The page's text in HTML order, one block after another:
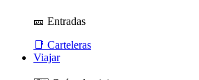
🎫 Entradas
📑 Carteleras
Viajar